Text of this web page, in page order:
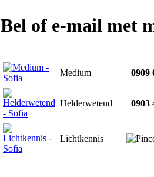
Bel of e-mail met
Medium 0909
Helderwetend 0903
Lichtkennis